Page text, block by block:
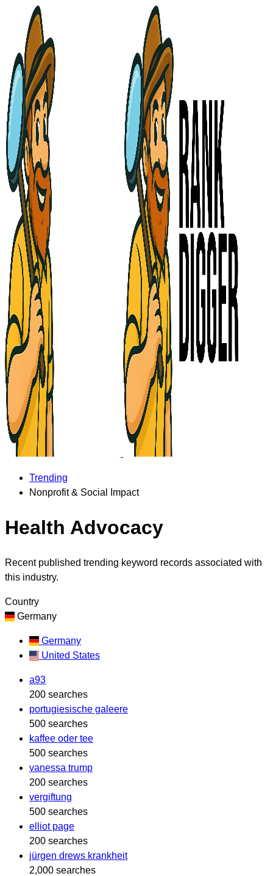
Trending
Nonprofit & Social Impact
Health Advocacy
Recent published trending keyword records associated with
this industry.
Country
Germany
Germany
United States
a93
200 searches
portugiesische galeere
500 searches
kaffee oder tee
500 searches
vanessa trump
200 searches
vergiftung
500 searches
elliot page
200 searches
jürgen drews krankheit
2,000 searches